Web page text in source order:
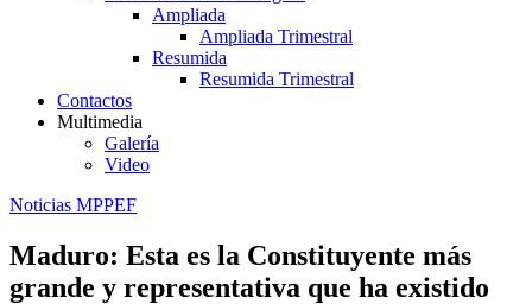
Ampliada
Ampliada Trimestral
Resumida
Resumida Trimestral
Contactos
Multimedia
Galería
Video
Noticias MPPEF
Maduro: Esta es la Constituyente más
grande y representativa que ha existido